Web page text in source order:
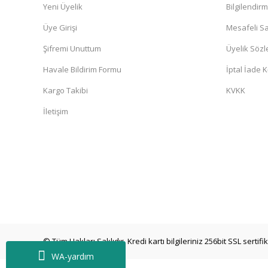
WA-yardım
Yeni Üyelik
Üye Girişi
Şifremi Unuttum
Havale Bildirim Formu
Kargo Takibi
İletişim
Mesafeli
Üyelik
İptal İade
KVKK
© Tüm Hakları Saklıdır. Kredi kartı bilgileriniz 256bit SSL